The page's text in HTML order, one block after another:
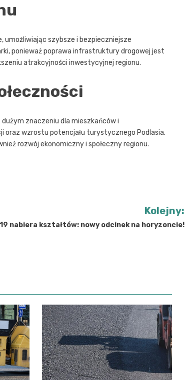
umożliwiając szybsze i bezpieczniejsze
ponieważ poprawa infrastruktury drogowej jest
atrakcyjności inwestycyjnej regionu.
dużym znaczeniu dla mieszkańców i
oraz wzrostu potencjału turystycznego Podlasia.
rozwój ekonomiczny i społeczny regionu.
Kolejny:
nabiera kształtów: nowy odcinek na horyzoncie!